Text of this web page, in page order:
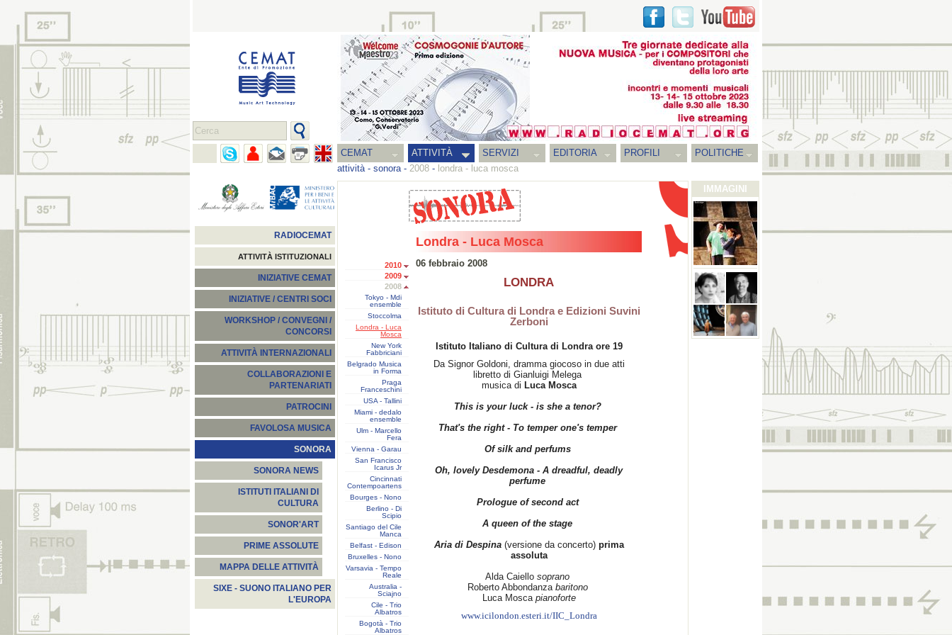
CEMAT ATTIVITÀ SERVIZI EDITORIA PROFILI
POLITICHE
attività- sonora- 2008 - londra - luca mosca
RADIOCEMAT
ATTIVITÀ ISTITUZIONALI
INIZIATIVE CEMAT
INIZIATIVE / CENTRI SOCI
WORKSHOP / CONVEGNI /
CONCORSI
ATTIVITÀ INTERNAZIONALI
COLLABORAZIONI E
PARTENARIATI
PATROCINI
FAVOLOSA MUSICA
SONORA
SONORA NEWS
ISTITUTI ITALIANI DI
CULTURA
SONOR'ART
PRIME ASSOLUTE
MAPPA DELLE ATTIVITÀ
SIXE - SUONO ITALIANO PER
L'EUROPA
2010
2009
2008
Tokyo - Mdi
ensemble
Stoccolma
Londra - Luca
Mosca
New York
Fabbriciani
Belgrado Musica
in Forma
Praga
Franceschini
USA - Tallini
Miami - dedalo
ensemble
Ulm - Marcello
Fera
Vienna - Garau
San Francisco
Icarus Jr
Cincinnati
Contempoartens
Bourges - Nono
Berlino - Di
Scipio
Santiago del Cile
Manca
Belfast - Edison
Bruxelles - Nono
Varsavia - Tempo
Reale
Australia -
Sciajno
Cile - Trio
Albatros
Bogotà - Trio
Albatros
Londra - Luca Mosca
06 febbraio 2008
LONDRA
Istituto di Cultura di Londra e Edizioni Suvini
Zerboni
Istituto Italiano di Cultura di Londra ore 19
Da Signor Goldoni, dramma giocoso in due atti
libretto di Gianluigi Melega
musica di Luca Mosca
This is your luck - is she a tenor?
That's the right - To temper one's temper
Of silk and perfums
Oh, lovely Desdemona - A dreadful, deadly
perfume
Prologue of second act
A queen of the stage
Aria di Despina(versione da concerto) prima
assoluta
Alda Caiello soprano
Roberto Abbondanza baritono
Luca Mosca pianoforte
www.icilondon.esteri.it/IIC_Londra
IMMAGINI